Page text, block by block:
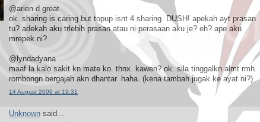
@arien d great
ok. sharing is caring but topup isnt 4 sharing. DUSH! apekah ayt prasan
tu? adekah aku trlebih prasan atau ni perasaan aku je? eh? ape aku
mrepek ni?
@lyndadyana
maaf la kalo sakit kn mate ko. thnx. kawen? ok. sila tinggalkn almt rmh.
rombongn bergajah akn dhantar. haha. (kena tambah jugak ke ayat ni?)
14 August 2009 at 19:31
Unknown said...